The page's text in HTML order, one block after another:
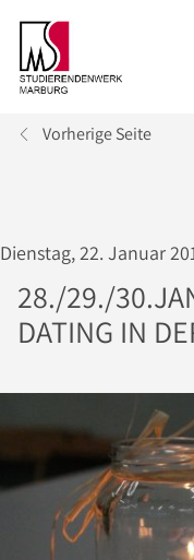
Vorherige Seite
Dienstag, 22. Januar
28./29./
DATING IN